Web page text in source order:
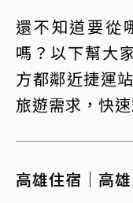
還不知道要從
嗎？以下幫大
方都鄰近捷運
旅遊需求，快
高雄住宿｜高